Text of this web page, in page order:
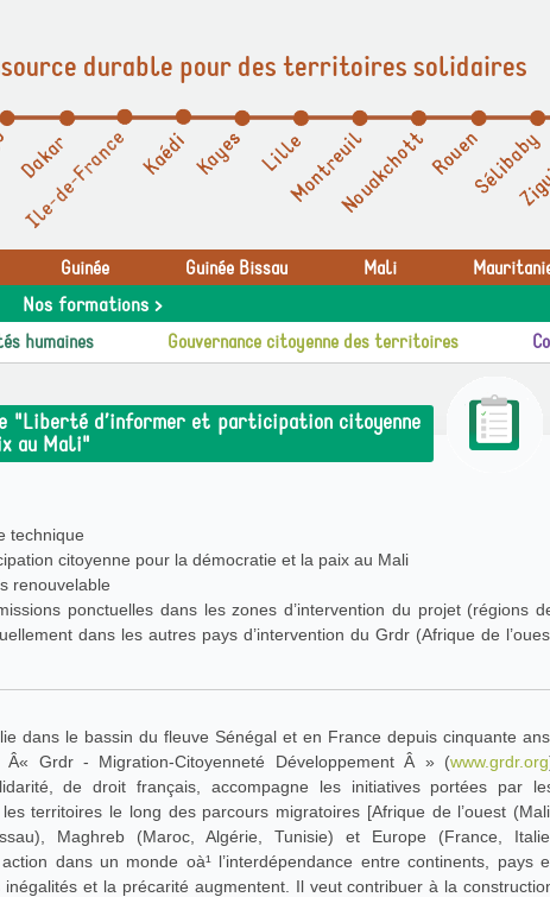
durable pour des territoires solidaires
Guinée Guinée Bissau Mali
Nos formations >
humaines Gouvernance citoyenne des territoires
"Liberté d’informer et participation citoyenne
au Mali"
technique
: Liberté d’informer et participation citoyenne pour la démocratie et la paix au Mali
renouvelable
dans le bassin du fleuve Sénégal et en France depuis cinquante ans.
Grdr - Migration-Citoyenneté Développement Â » (www.grdr.org
de droit français, accompagne les initiatives portées par
territoires le long des parcours migratoires [Afrique de l’ouest (Mali,
Maghreb (Maroc, Algérie, Tunisie) et Europe (France, Italie,
dans un monde oà¹ l’interdépendance entre continents, pays
et la précarité augmentent. Il veut contribuer à la